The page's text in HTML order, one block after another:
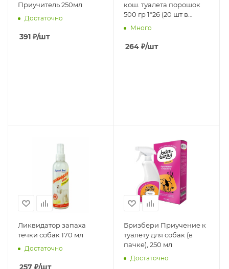
Приучитель 250мл
Достаточно
391 ₽/шт
кош. туалета порошок
500 гр 1*26 (20 шт в
коробке)
Много
264 ₽/шт
Ликвидатор запаха
течки собак 170 мл
Достаточно
257 ₽/шт
Бризбери Приучение к
туалету для собак (в
пачке), 250 мл
Достаточно